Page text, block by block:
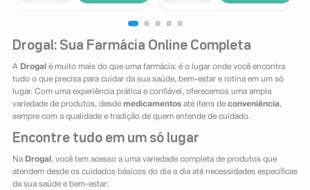
Drogal: Sua Farmácia Online Completa
A Drogal é muito mais do que uma farmácia: é o lugar onde você encontra
tudo o que precisa para cuidar da sua saúde, bem-estar e rotina em um só
lugar. Com uma experiência prática e confiável, oferecemos uma ampla
variedade de produtos, desde medicamentosaté itens de conveniência,
sempre com a qualidade e tradição de quem entende de cuidado.
Encontre tudo em um só lugar
Na Drogal , você tem acesso a uma variedade completa de produtos que
atendem desde os cuidados básicos do dia a dia até necessidades específicas
da sua saúde e bem-estar: